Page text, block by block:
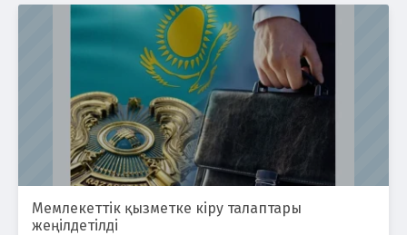
Мемлекеттік қызметке кіру талаптары
жеңілдетілді